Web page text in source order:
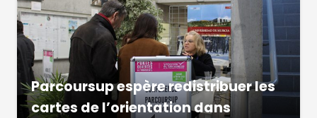
Parcoursup espère redistribuer les
cartes de l’orientation dans